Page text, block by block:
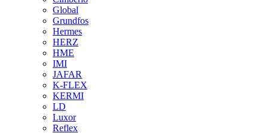
Global
Grundfos
Hermes
HERZ
HME
IMI
JAFAR
K-FLEX
KERMI
LD
Luxor
Reflex